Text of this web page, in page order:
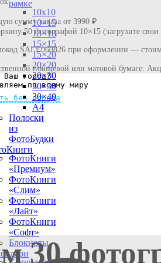
Ваш город?
по всему миру
без города
рамке
10х10
10×15
13×18
15×15
15×20
20×20
20×30
30×30
30×40
A4
Полоски
из
ФотоБудки
ФотоКниги
«Премиум»
ФотоКниги
«Слим»
ФотоКниги
«Лайт»
ФотоКниги
«Софт»
Блокноты
сумму заказа от 3990 ₽
50 фотографий 10×15 (загрузите
SALE060826 при оформлении —
глянцевой или матовой бумаге.
30